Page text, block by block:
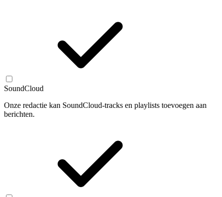
SoundCloud
Onze redactie kan SoundCloud-tracks en playlists toevoegen aan
berichten.